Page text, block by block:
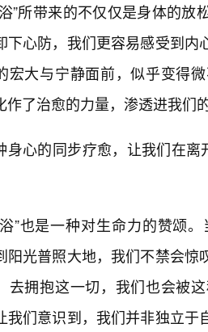
”所带来的不仅仅是身体的
下心防，我们更容易感受到
宏大与宁静面前，似乎变得
作了治愈的力量，渗透进我们
身心的同步疗愈，让我们在离
”也是一种对生命力的赞颂
阳光普照大地，我们不禁会
去拥抱这一切，我们也会被
我们意识到，我们并非独立